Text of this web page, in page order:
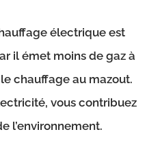
électrique est
il émet moins de gaz à
chauffage au mazout.
vous contribuez
l’environnement.